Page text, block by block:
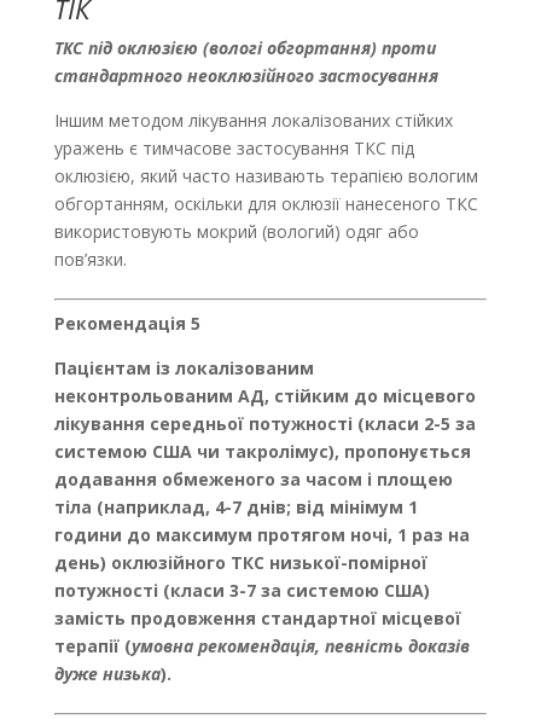
ТІК
ТКС під оклюзією (вологі обгортання) проти
стандартного неоклюзійного застосування
Іншим методом лікування локалізованих стійких
уражень є тимчасове застосування ТКС під
оклюзією, який часто називають терапією вологим
обгортанням, оскільки для оклюзії нанесеного ТКС
використовують мокрий (вологий) одяг або
пов’язки.
Рекомендація 5
Пацієнтам із локалізованим
неконтрольованим АД, стійким до місцевого
лікування середньої потужності (класи 2-5 за
системою США чи такролімус), пропонується
додавання обмеженого за часом і площею
тіла (наприклад, 4-7 днів; від мінімум 1
години до максимум протягом ночі, 1 раз на
день) оклюзійного ТКС низької-помірної
потужності (класи 3-7 за системою США)
замість продовження стандартної місцевої
терапії (умовна рекомендація, певність доказів
дуже низька).